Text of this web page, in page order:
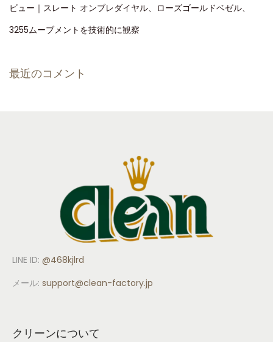
ビュー｜スレート オンブレダイヤル、ローズゴールドベゼル、
3255ムーブメントを技術的に観察
最近のコメント
LINE ID: @468kjlrd
メール: support@clean-factory.jp
クリーンについて